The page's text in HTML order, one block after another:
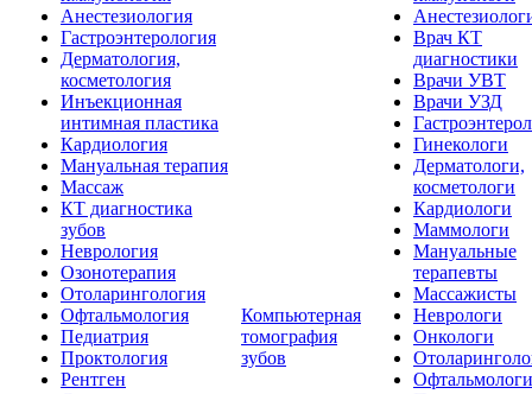
Анестезиология
Гастроэнтерология
Дерматология,
косметология
Инъекционная
интимная пластика
Кардиология
Мануальная терапия
Массаж
КТ диагностика
зубов
Неврология
Озонотерапия
Отоларингология
Офтальмология
Педиатрия
Проктология
Рентген
Компьютерная
томография
зубов
Врач КТ
диагностики
Врачи УВТ
Врачи УЗД
Гинекологи
Дерматологи,
косметологи
Кардиологи
Маммологи
Мануальные
терапевты
Массажисты
Неврологи
Онкологи
Офтальмологи